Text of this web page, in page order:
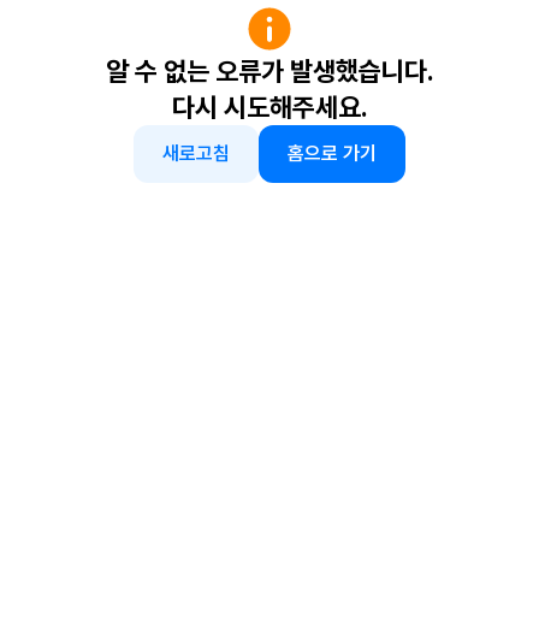
알 수 없는 오류가 발생했습니다.
다시 시도해주세요.
새로고침 홈으로 가기